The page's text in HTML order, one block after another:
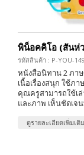
พิน็อคคิโอ (สันห่
รหัสสินค้า : P-YOU-
หนังสือนิทาน 2 ภา
เนื้อเรื่องสนุก ใช้ภ
คุณครูสามารถใช้เล่
และภาพ เห็นชัดเจ
ดูรายละเอียดเพิ่มเติม